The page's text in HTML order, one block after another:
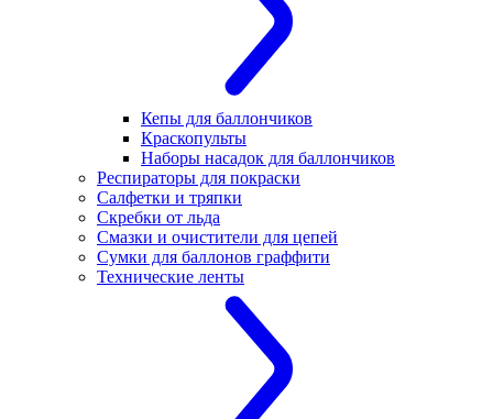
Кепы для баллончиков
Краскопульты
Наборы насадок для баллончиков
Респираторы для покраски
Салфетки и тряпки
Скребки от льда
Смазки и очистители для цепей
Сумки для баллонов граффити
Технические ленты